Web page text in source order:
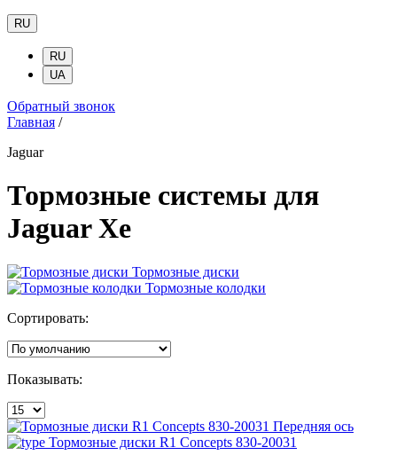
RU
RU
UA
Обратный звонок
Главная /
Jaguar
Тормозные системы для
Jaguar Xe
Тормозные диски
Тормозные колодки
Сортировать:
Показывать:
Передняя ось
Тормозные диски R1 Concepts 830-20031